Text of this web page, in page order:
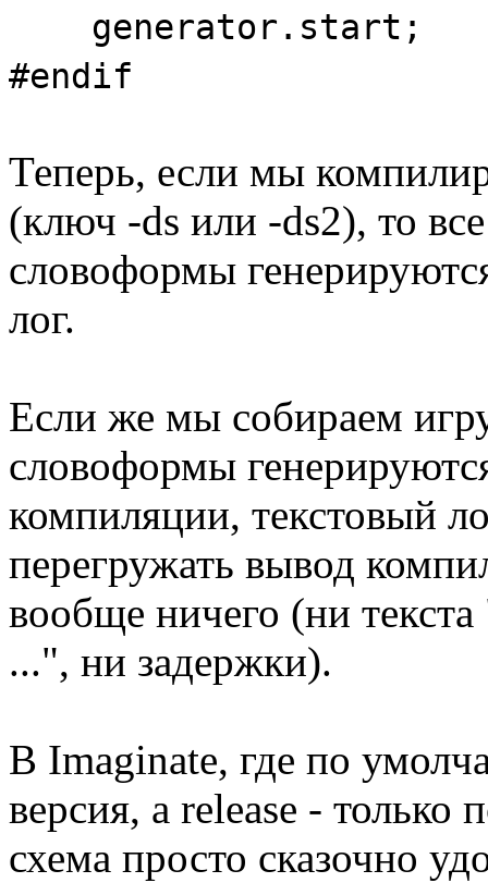
generator.start;
#endif
Теперь, если мы
(ключ -ds или -ds2), то
словоформы
лог.
Если же мы собираем
словоформы
компиляции, текстовый
перегружать вывод
вообще ничего (ни
...", ни задержки).
В Imaginate, где по
версия, а release - только
схема просто сказочно